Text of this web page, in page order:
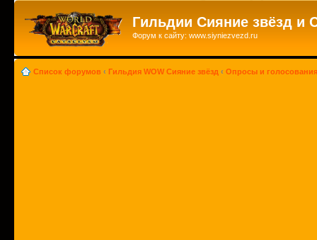
Гильдии Сияние звёзд и
Форум к сайту: www.siyniezvezd.ru
Список форумов ‹ Гильдия WOW Сияние звёзд ‹ Опросы и голосования